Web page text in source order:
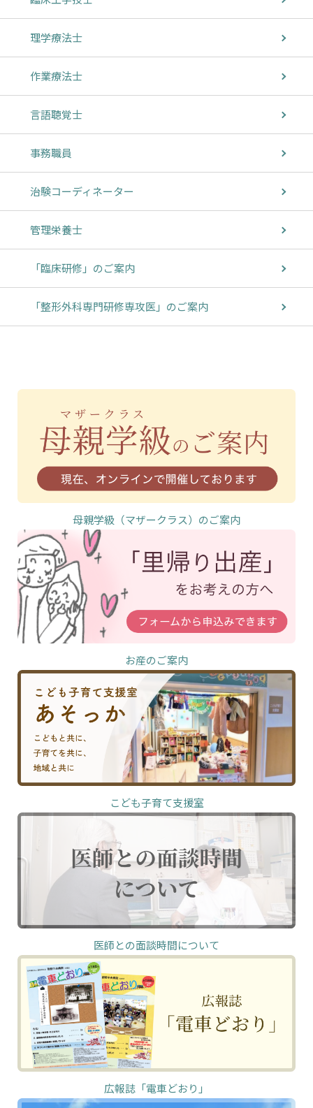
理学療法士
作業療法士
言語聴覚士
事務職員
治験コーディネーター
管理栄養士
「臨床研修」のご案内
「整形外科専門研修専攻医」のご案内
母親学級（マザークラス）のご案内
お産のご案内
こども子育て支援室
医師との面談時間について
広報誌「電車どおり」